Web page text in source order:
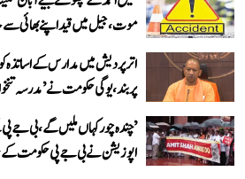
موت، جیل میں قید اپنے بھائی
اتر پردیش میں مدارس کے اساتذہ کو
پر بند، یوگی حکومت نے ’مدرسہ
’چندہ چور کہاں ملیں گے، بی جے پی
اپوزیشن نے بی جے پی حکومت کے